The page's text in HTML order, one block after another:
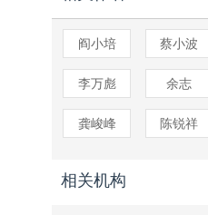
阎小培 蔡小波
李万彪 余志
龚峻峰 陈锐祥
相关机构